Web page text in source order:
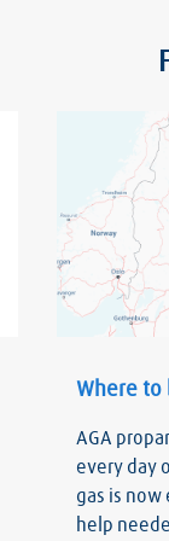
Where to
AGA
every day
gas is now
help